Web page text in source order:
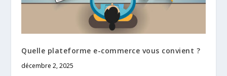
Quelle plateforme e-commerce vous convient ?
décembre 2, 2025